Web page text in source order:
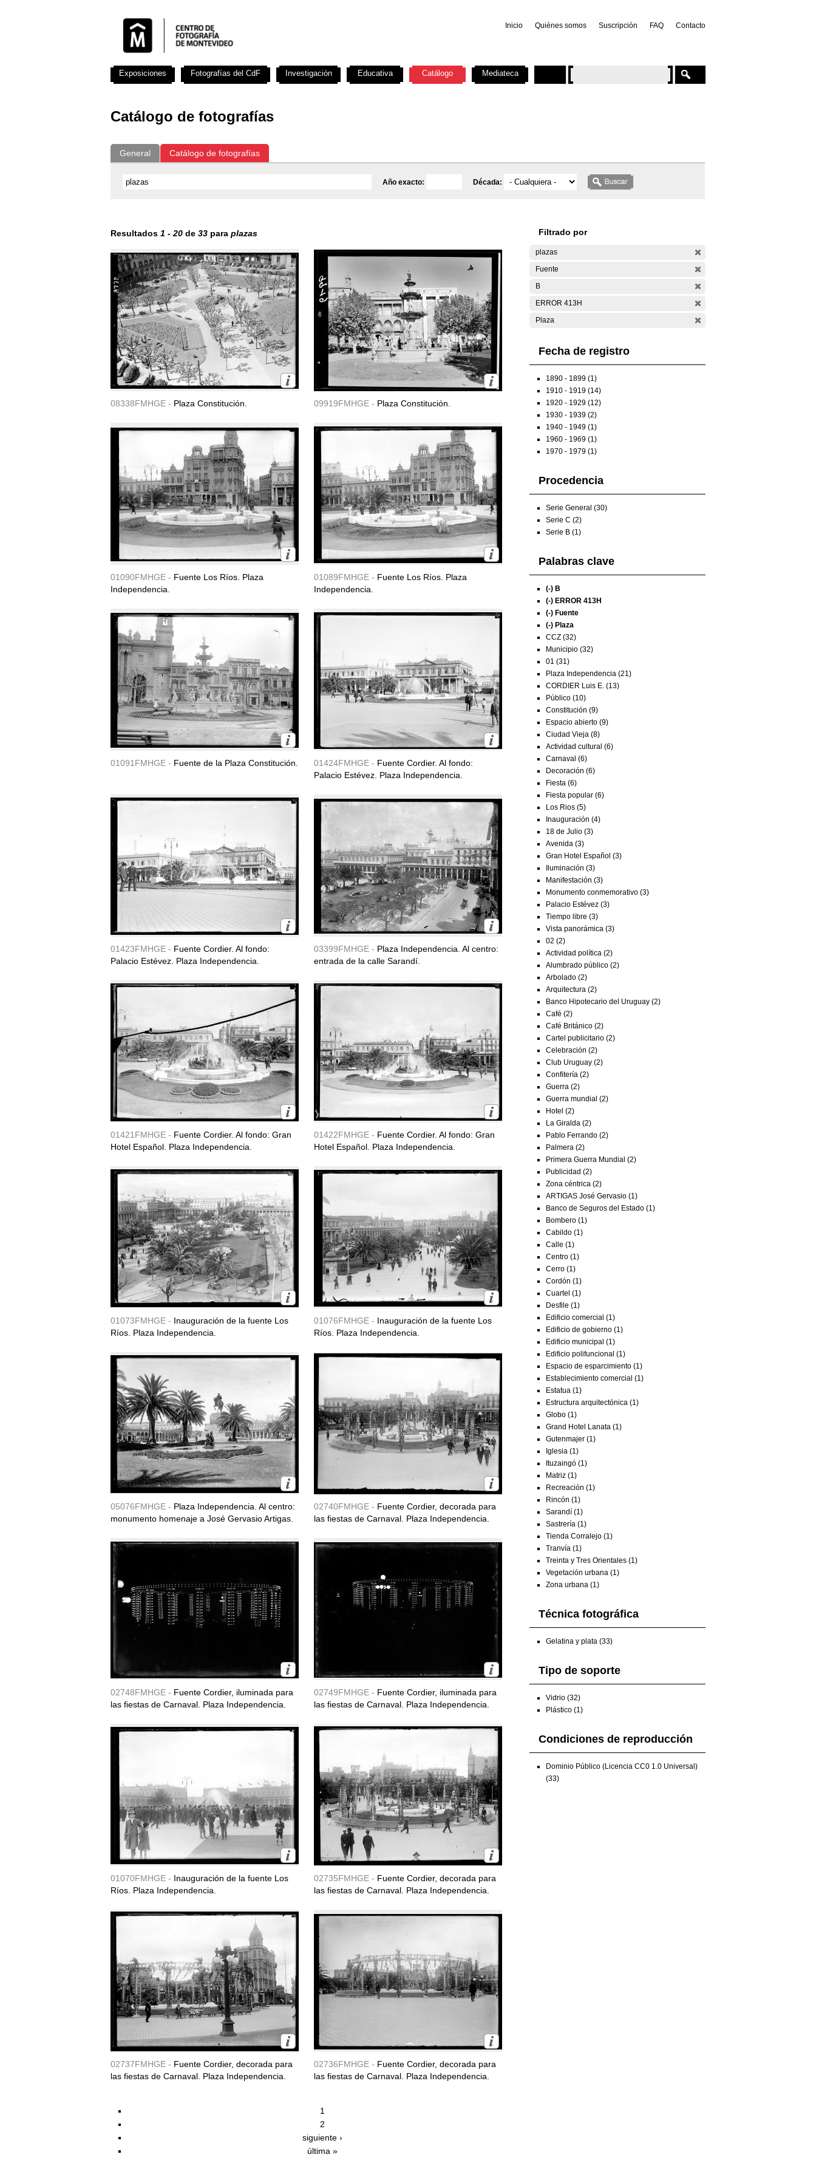
Inicio Quiénes somos Suscripción FAQ Contacto
Catálogo de fotografías
General Catálogo de fotografías
Año exacto: Década:
Resultados 1 - 20 de 33 para plazas
08338FMHGE - Plaza Constitución. 09919FMHGE - Plaza Constitución.
01090FMHGE - Fuente Los Ríos. Plaza
Independencia.
01089FMHGE - Fuente Los Ríos. Plaza
Independencia.
01091FMHGE - Fuente de la Plaza Constitución. 01424FMHGE - Fuente Cordier. Al fondo:
Palacio Estévez. Plaza Independencia.
01423FMHGE - Fuente Cordier. Al fondo:
Palacio Estévez. Plaza Independencia.
03399FMHGE - Plaza Independencia. Al centro:
entrada de la calle Sarandí.
01421FMHGE - Fuente Cordier. Al fondo: Gran
Hotel Español. Plaza Independencia.
01422FMHGE - Fuente Cordier. Al fondo: Gran
Hotel Español. Plaza Independencia.
01073FMHGE - Inauguración de la fuente Los
Ríos. Plaza Independencia.
01076FMHGE - Inauguración de la fuente Los
Ríos. Plaza Independencia.
05076FMHGE - Plaza Independencia. Al centro:
monumento homenaje a José Gervasio Artigas.
02740FMHGE - Fuente Cordier, decorada para
las fiestas de Carnaval. Plaza Independencia.
02748FMHGE - Fuente Cordier, iluminada para
las fiestas de Carnaval. Plaza Independencia.
02749FMHGE - Fuente Cordier, iluminada para
las fiestas de Carnaval. Plaza Independencia.
01070FMHGE - Inauguración de la fuente Los
Ríos. Plaza Independencia.
02735FMHGE - Fuente Cordier, decorada para
las fiestas de Carnaval. Plaza Independencia.
02737FMHGE - Fuente Cordier, decorada para
las fiestas de Carnaval. Plaza Independencia.
02736FMHGE - Fuente Cordier, decorada para
las fiestas de Carnaval. Plaza Independencia.
1
2
siguiente ›
última »
Filtrado por
plazas
Fuente
B
ERROR 413H
Plaza
Fecha de registro
1890 - 1899 (1)
1910 - 1919 (14)
1920 - 1929 (12)
1930 - 1939 (2)
1940 - 1949 (1)
1960 - 1969 (1)
1970 - 1979 (1)
Procedencia
Serie General (30)
Serie C (2)
Serie B (1)
Palabras clave
(-) B
(-) ERROR 413H
(-) Fuente
(-) Plaza
CCZ (32)
Municipio (32)
01 (31)
Plaza Independencia (21)
CORDIER Luis E. (13)
Público (10)
Constitución (9)
Espacio abierto (9)
Ciudad Vieja (8)
Actividad cultural (6)
Carnaval (6)
Decoración (6)
Fiesta (6)
Fiesta popular (6)
Los Rios (5)
Inauguración (4)
18 de Julio (3)
Avenida (3)
Gran Hotel Español (3)
Iluminación (3)
Manifestación (3)
Monumento conmemorativo (3)
Palacio Estévez (3)
Tiempo libre (3)
Vista panorámica (3)
02 (2)
Actividad política (2)
Alumbrado público (2)
Arbolado (2)
Arquitectura (2)
Banco Hipotecario del Uruguay (2)
Café (2)
Café Británico (2)
Cartel publicitario (2)
Celebración (2)
Club Uruguay (2)
Confitería (2)
Guerra (2)
Guerra mundial (2)
Hotel (2)
La Giralda (2)
Pablo Ferrando (2)
Palmera (2)
Primera Guerra Mundial (2)
Publicidad (2)
Zona céntrica (2)
ARTIGAS José Gervasio (1)
Banco de Seguros del Estado (1)
Bombero (1)
Cabildo (1)
Calle (1)
Centro (1)
Cerro (1)
Cordón (1)
Cuartel (1)
Desfile (1)
Edificio comercial (1)
Edificio de gobierno (1)
Edificio municipal (1)
Edificio polifuncional (1)
Espacio de esparcimiento (1)
Establecimiento comercial (1)
Estatua (1)
Estructura arquitectónica (1)
Globo (1)
Grand Hotel Lanata (1)
Gutenmajer (1)
Iglesia (1)
Ituzaingó (1)
Matriz (1)
Recreación (1)
Rincón (1)
Sarandí (1)
Sastrería (1)
Tienda Corralejo (1)
Tranvía (1)
Treinta y Tres Orientales (1)
Vegetación urbana (1)
Zona urbana (1)
Técnica fotográfica
Gelatina y plata (33)
Tipo de soporte
Vidrio (32)
Plástico (1)
Condiciones de reproducción
Dominio Público (Licencia CC0 1.0 Universal)
(33)
Exposiciones Fotografías del CdF Investigación Educativa Catálogo Mediateca